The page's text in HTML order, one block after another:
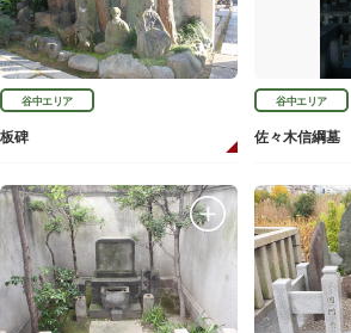
谷中エリア
板碑
谷中エリア
佐々木信綱墓